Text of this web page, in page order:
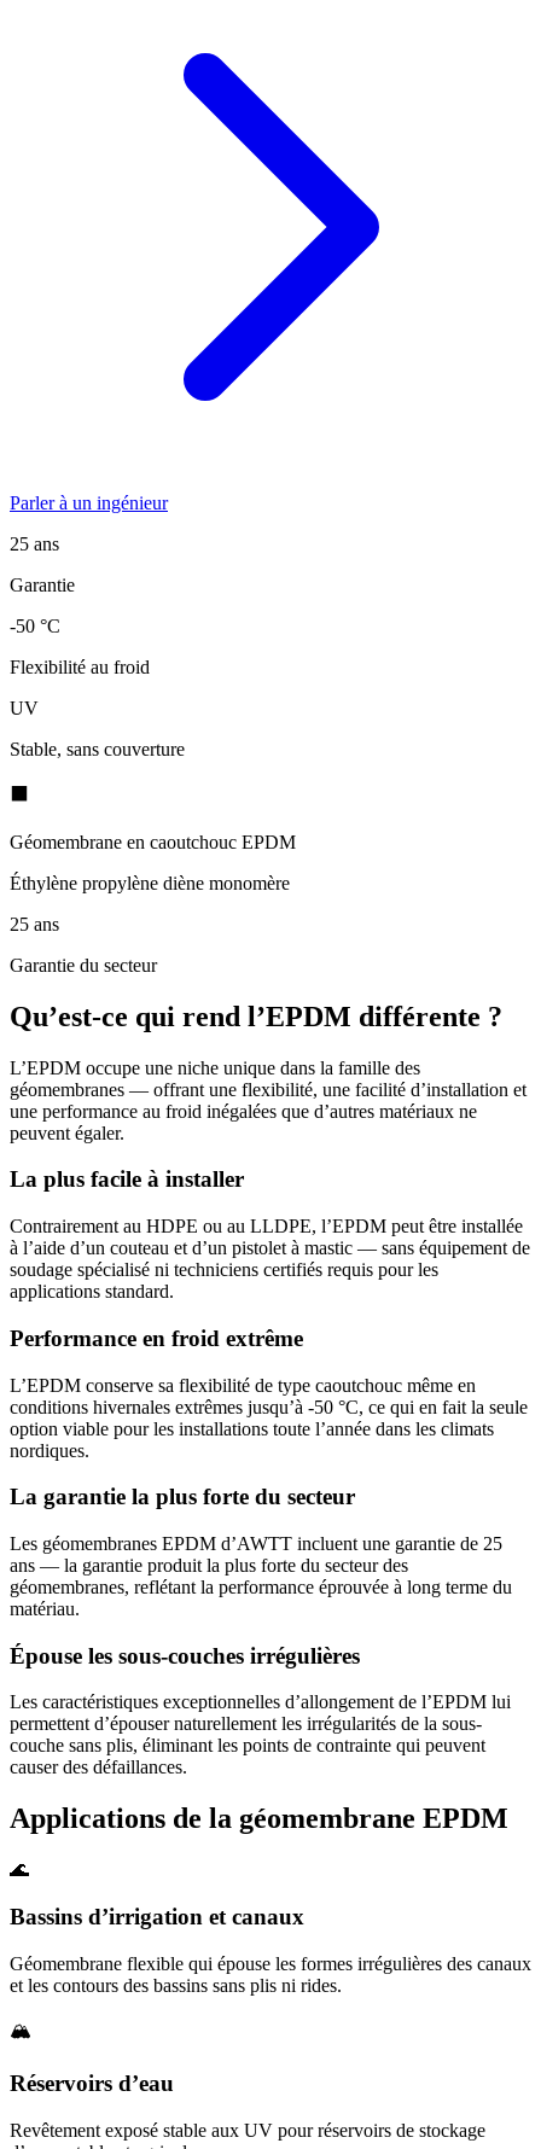
Parler à un ingénieur
25 ans
Garantie
-50 °C
Flexibilité au froid
UV
Stable, sans couverture
Géomembrane en caoutchouc EPDM
Éthylène propylène diène monomère
25 ans
Garantie du secteur
Qu’est-ce qui rend l’EPDM différente ?
L’EPDM occupe une niche unique dans la famille des
géomembranes — offrant une flexibilité, une facilité d’installation et
une performance au froid inégalées que d’autres matériaux ne
peuvent égaler.
La plus facile à installer
Contrairement au HDPE ou au LLDPE, l’EPDM peut être installée
à l’aide d’un couteau et d’un pistolet à mastic — sans équipement de
soudage spécialisé ni techniciens certifiés requis pour les
applications standard.
Performance en froid extrême
L’EPDM conserve sa flexibilité de type caoutchouc même en
conditions hivernales extrêmes jusqu’à -50 °C, ce qui en fait la seule
option viable pour les installations toute l’année dans les climats
nordiques.
La garantie la plus forte du secteur
Les géomembranes EPDM d’AWTT incluent une garantie de 25
ans — la garantie produit la plus forte du secteur des
géomembranes, reflétant la performance éprouvée à long terme du
matériau.
Épouse les sous-couches irrégulières
Les caractéristiques exceptionnelles d’allongement de l’EPDM lui
permettent d’épouser naturellement les irrégularités de la sous-
couche sans plis, éliminant les points de contrainte qui peuvent
causer des défaillances.
Applications de la géomembrane EPDM
🌊
Bassins d’irrigation et canaux
Géomembrane flexible qui épouse les formes irrégulières des canaux
et les contours des bassins sans plis ni rides.
🏔️
Réservoirs d’eau
Revêtement exposé stable aux UV pour réservoirs de stockage